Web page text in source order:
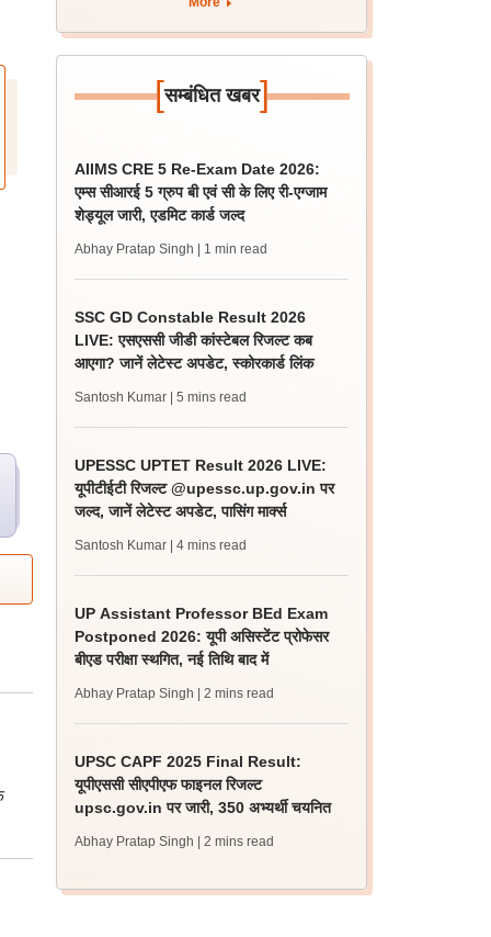
[सम्बंधित खबर]
AIIMS CRE 5 Re-Exam Date 2026:
एम्स सीआरई 5 ग्रुप बी एवं सी के लिए री-एग्जाम
शेड्यूल जारी, एडमिट कार्ड जल्द
Abhay Pratap Singh | 1 min read
SSC GD Constable Result 2026
LIVE: एसएससी जीडी कांस्टेबल रिजल्ट कब
आएगा? जानें लेटेस्ट अपडेट, स्कोरकार्ड लिंक
Santosh Kumar | 5 mins read
UPESSC UPTET Result 2026 LIVE:
यूपीटीईटी रिजल्ट @upessc.up.gov.in पर
जल्द, जानें लेटेस्ट अपडेट, पासिंग मार्क्स
Santosh Kumar | 4 mins read
UP Assistant Professor BEd Exam
Postponed 2026: यूपी असिस्टेंट प्रोफेसर
बीएड परीक्षा स्थगित, नई तिथि बाद में
Abhay Pratap Singh | 2 mins read
UPSC CAPF 2025 Final Result:
यूपीएससी सीएपीएफ फाइनल रिजल्ट
upsc.gov.in पर जारी, 350 अभ्यर्थी चयनित
Abhay Pratap Singh | 2 mins read